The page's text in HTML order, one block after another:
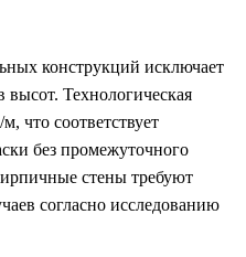
конструкций исключает
высот. Технологическая
что соответствует
без промежуточного
стены требуют
согласно исследованию